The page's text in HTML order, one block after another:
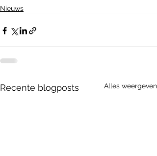
Nieuws
Recente blogposts Alles weergeven